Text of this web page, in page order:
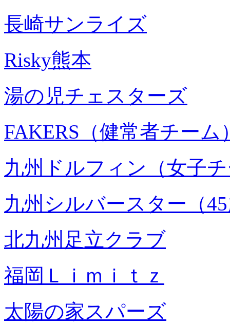
長崎サンライズ
Risky熊本
湯の児チェスターズ
FAKERS（健常者チーム
九州ドルフィン（女子
九州シルバースター（
北九州足立クラブ
福岡Ｌｉｍｉｔｚ
太陽の家スパーズ